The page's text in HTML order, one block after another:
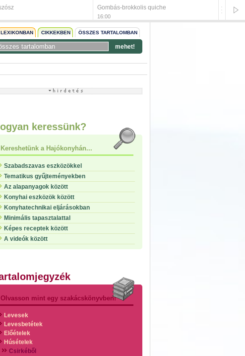
Gombás-brokkolis quiche
16:00
LEXIKONBAN CIKKEKBEN ÖSSZES TARTALOMBAN
mehet!
keressünk?
Kereshetünk a Hajókonyhán...
Szabadszavas eszközökkel
Tematikus gyűjteményekben
Az alapanyagok között
Konyhai eszközök között
Konyhatechnikai eljárásokban
Minimális tapasztalattal
Képes receptek között
A videók között
Olvasson mint egy szakácskönyvben!
Levesek
Levesbetétek
Előételek
Húsételek
Csirkéből